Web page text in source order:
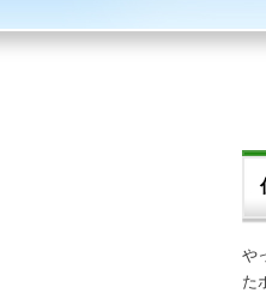
や
た